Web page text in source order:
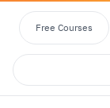
Free Courses